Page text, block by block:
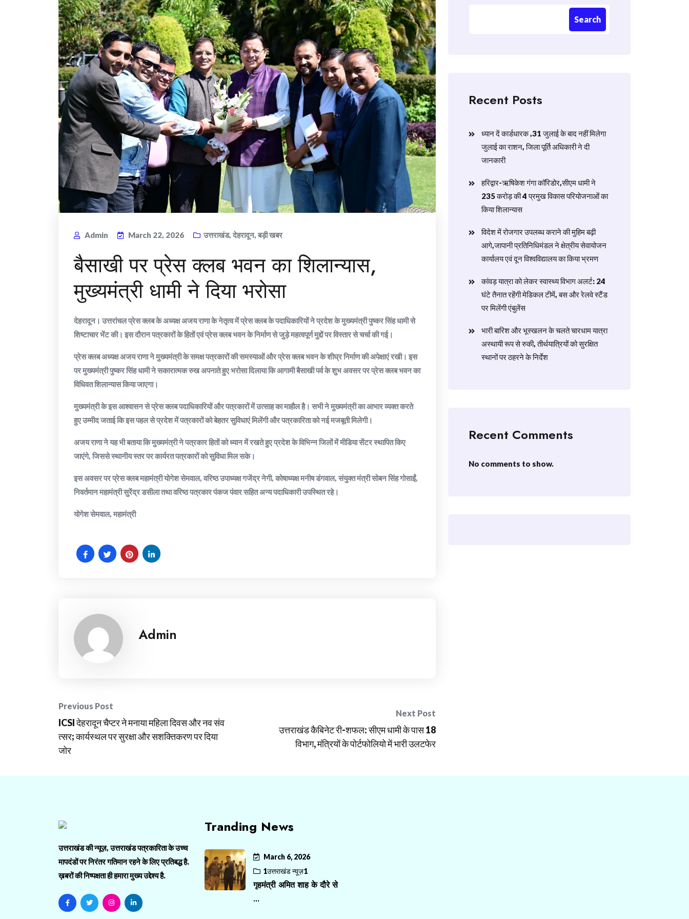
Admin March 22, 2026 उत्तराखंड, देहरादून, बड़ी खबर
बैसाखी पर प्रेस क्लब भवन का शिलान्यास,
मुख्यमंत्री धामी ने दिया भरोसा
देहरादून। उत्तरांचल प्रेस क्लब के अध्यक्ष अजय राणा के नेतृत्व में प्रेस क्लब के पदाधिकारियों ने प्रदेश के मुख्यमंत्री पुष्कर सिंह धामी से
शिष्टाचार भेंट की। इस दौरान पत्रकारों के हितों एवं प्रेस क्लब भवन के निर्माण से जुड़े महत्वपूर्ण मुद्दों पर विस्तार से चर्चा की गई।
प्रेस क्लब अध्यक्ष अजय राणा ने मुख्यमंत्री के समक्ष पत्रकारों की समस्याओं और प्रेस क्लब भवन के शीघ्र निर्माण की अपेक्षाएं रखी। इस
पर मुख्यमंत्री पुष्कर सिंह धामी ने सकारात्मक रुख अपनाते हुए भरोसा दिलाया कि आगामी बैसाखी पर्व के शुभ अवसर पर प्रेस क्लब भवन का
विधिवत शिलान्यास किया जाएगा।
मुख्यमंत्री के इस आश्वासन से प्रेस क्लब पदाधिकारियों और पत्रकारों में उत्साह का माहौल है। सभी ने मुख्यमंत्री का आभार व्यक्त करते
हुए उम्मीद जताई कि इस पहल से प्रदेश में पत्रकारों को बेहतर सुविधाएं मिलेंगी और पत्रकारिता को नई मजबूती मिलेगी।
अजय राणा ने यह भी बताया कि मुख्यमंत्री ने पत्रकार हितों को ध्यान में रखते हुए प्रदेश के विभिन्न जिलों में मीडिया सेंटर स्थापित किए
जाएंगे, जिससे स्थानीय स्तर पर कार्यरत पत्रकारों को सुविधा मिल सके।
इस अवसर पर प्रेस क्लब महामंत्री योगेश सेमवाल, वरिष्ठ उपाध्यक्ष गजेंद्र नेगी, कोषाध्यक्ष मनीष डंगवाल, संयुक्त मंत्री सोबन सिंह गोसाईं,
निवर्तमान महामंत्री सुरेंद्र डसीला तथा वरिष्ठ पत्रकार पंकज पंवार सहित अन्य पदाधिकारी उपस्थित रहे।
योगेश सेमवाल, महामंत्री
Admin
Post
navigation
Previous Post
ICSI देहरादून चैप्टर ने मनाया महिला दिवस और नव संव
त्सर; कार्यस्थल पर सुरक्षा और सशक्तिकरण पर दिया
जोर
Next Post
उत्तराखंड कैबिनेट री-शफल: सीएम धामी के पास 18
विभाग, मंत्रियों के पोर्टफोलियो में भारी उलटफेर
Search
Recent Posts
ध्यान दें कार्डधारक ,31 जुलाई के बाद नहीं मिलेगा
जुलाई का राशन, जिला पूर्ति अधिकारी ने दी
जानकारी
हरिद्वार-ऋषिकेश गंगा कॉरिडोर,सीएम धामी ने
235 करोड़ की 4 प्रमुख विकास परियोजनाओं का
किया शिलान्यास
विदेश में रोजगार उपलब्ध कराने की मुहिम बढ़ी
आगे,जापानी प्रतिनिधिमंडल ने क्षेत्रीय सेवायोजन
कार्यालय एवं दून विश्वविद्यालय का किया भ्रमण
​कांवड़ यात्रा को लेकर स्वास्थ्य विभाग अलर्ट: 24
घंटे तैनात रहेंगी मेडिकल टीमें, बस और रेलवे स्टैंड
पर मिलेंगी एंबुलेंस
​भारी बारिश और भूस्खलन के चलते चारधाम यात्रा
अस्थायी रूप से रुकी, तीर्थयात्रियों को सुरक्षित
स्थानों पर ठहरने के निर्देश
Recent Comments
No comments to show.
उत्तराखंड की न्यूज़, उत्तराखंड पत्रकारिता के उच्च
मापदंडों पर निरंतर गतिमान रहने के लिए प्रतिबद्ध है.
ख़बरों की निष्पक्षता ही हमारा मुख्य उद्देश्य है.
Tranding News
March 6, 2026
1उत्तराखंड न्यूज़1
गृहमंत्री अमित शाह के दौरे से
...